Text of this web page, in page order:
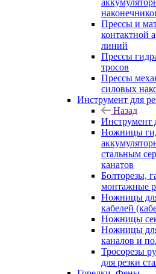
Прессы и
контактной
линий
Прессы
тросов
Прессы
силовых
Инструмент для
Назад
Инструмент
Ножницы
стальным
канатов
Болторезы,
монтажные
Ножницы
кабелей
Ножницы
Ножницы
каналов и
Тросорезы
для резки